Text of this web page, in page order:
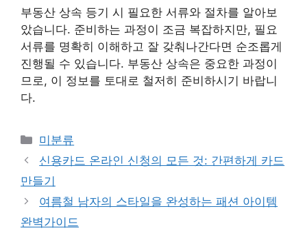
부동산 상속 등기 시 필요한 서류와 절차를 알아보
았습니다. 준비하는 과정이 조금 복잡하지만, 필요
서류를 명확히 이해하고 잘 갖춰나간다면 순조롭게
진행될 수 있습니다. 부동산 상속은 중요한 과정이
므로, 이 정보를 토대로 철저히 준비하시기 바랍니
다.
Categories
미분류
신용카드 온라인 신청의 모든 것: 간편하게 카드
만들기
여름철 남자의 스타일을 완성하는 패션 아이템
완벽가이드